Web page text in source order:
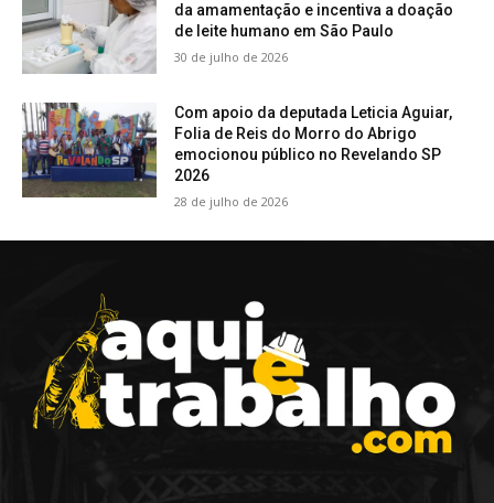
da amamentação e incentiva a doação
de leite humano em São Paulo
30 de julho de 2026
Com apoio da deputada Leticia Aguiar,
Folia de Reis do Morro do Abrigo
emocionou público no Revelando SP
2026
28 de julho de 2026